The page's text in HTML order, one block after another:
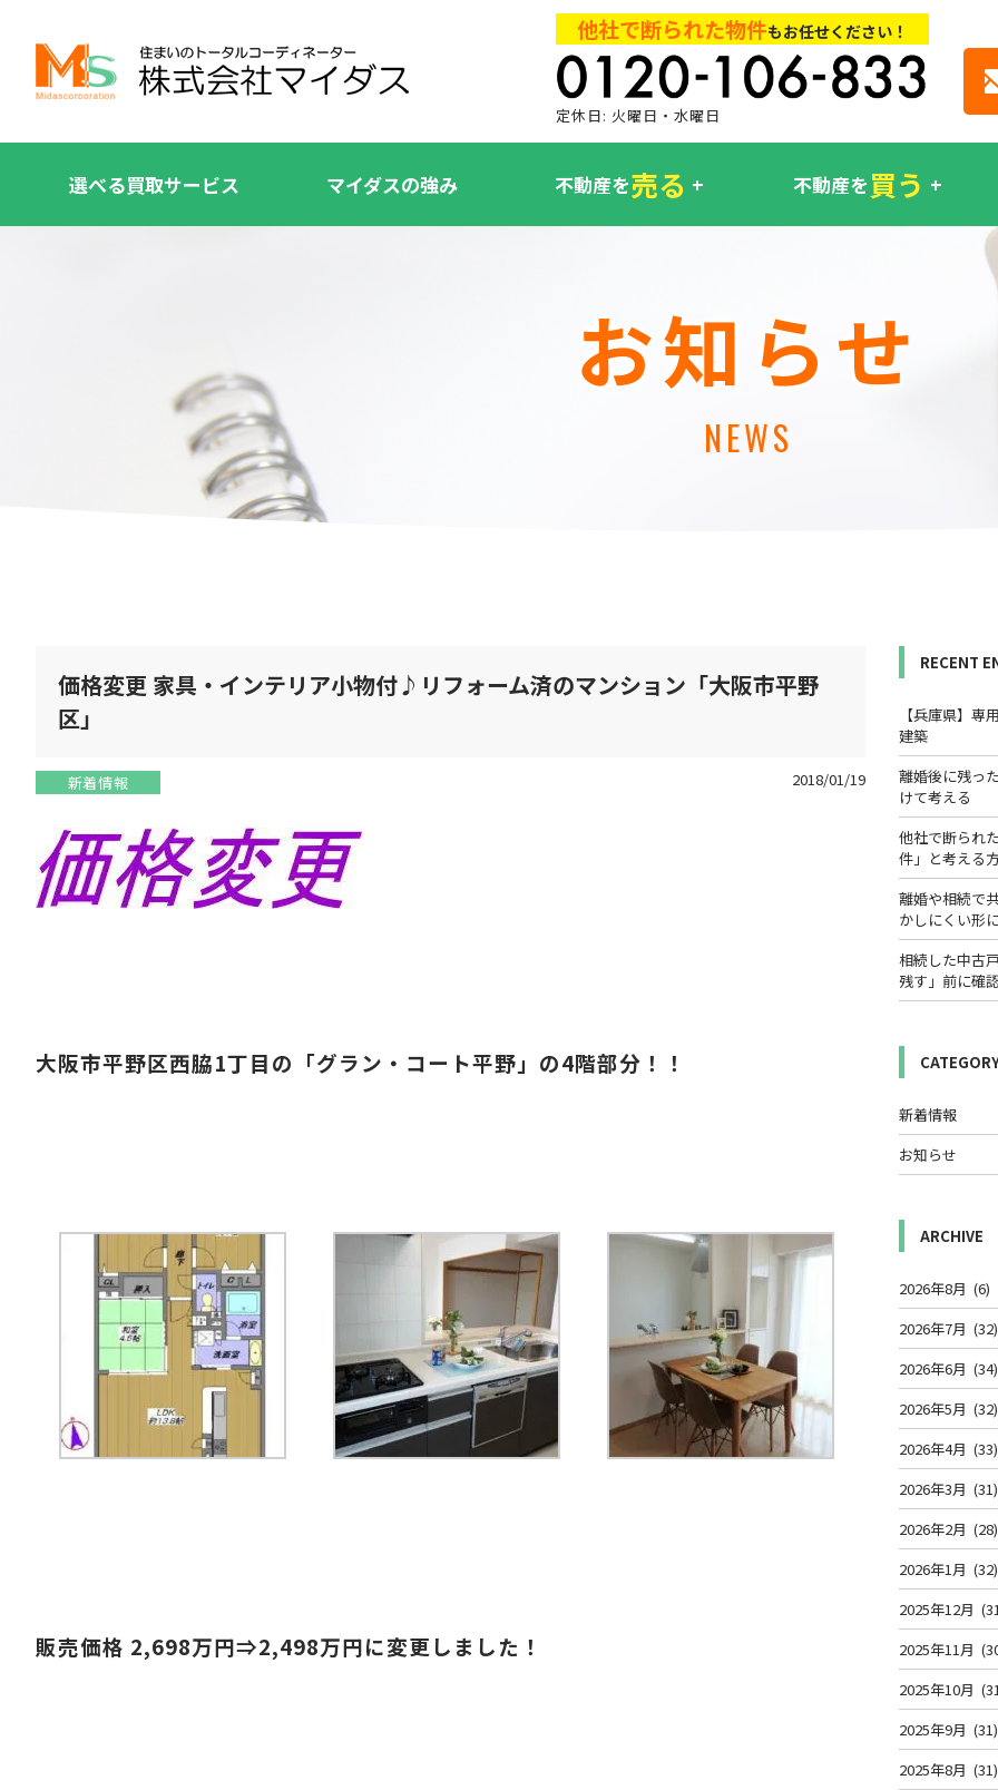
他社で断られた物件もお任せください！
定休日: 火曜日・水曜日
選べる買取サービス マイダスの強み 不動産を売る 不動産を買う
お知らせ
NEWS
価格変更 家具・インテリア小物付♪リフォーム済のマンション「大阪市平野
区」
新着情報 2018/01/19
大阪市平野区西脇1丁目の「グラン・コート平野」の4階部分！！
販売価格 2,698万円⇒2,498万円に変更しました！
RECENT
【兵庫県】
建築
離婚後に残っ
けて考える
他社で断られ
件」と考える
離婚や相続で
かしにくい形
相続した中古
残す」前に確
新着情報
お知らせ
ARCHIVE
2026年8月 (6)
2026年7月 (32)
2026年6月 (34)
2026年5月 (32)
2026年4月 (33)
2026年3月 (31)
2026年2月 (28)
2026年1月 (32)
2025年12月
2025年11月
2025年10月
2025年9月 (31)
2025年8月 (31)